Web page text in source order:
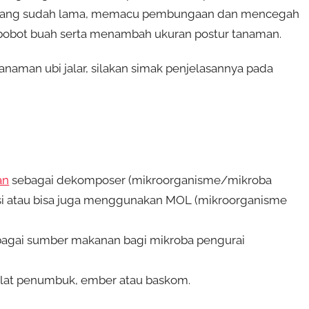
sudah lama, memacu pembungaan dan mencegah
buah serta menambah ukuran postur tanaman.
ubi jalar, silakan simak penjelasannya pada
sebagai dekomposer (mikroorganisme/mikroba
bisa juga menggunakan MOL (mikroorganisme
sumber makanan bagi mikroba pengurai
penumbuk, ember atau baskom.